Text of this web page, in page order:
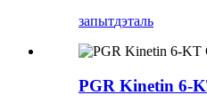
запытдэталь
PGR Kinetin 6-